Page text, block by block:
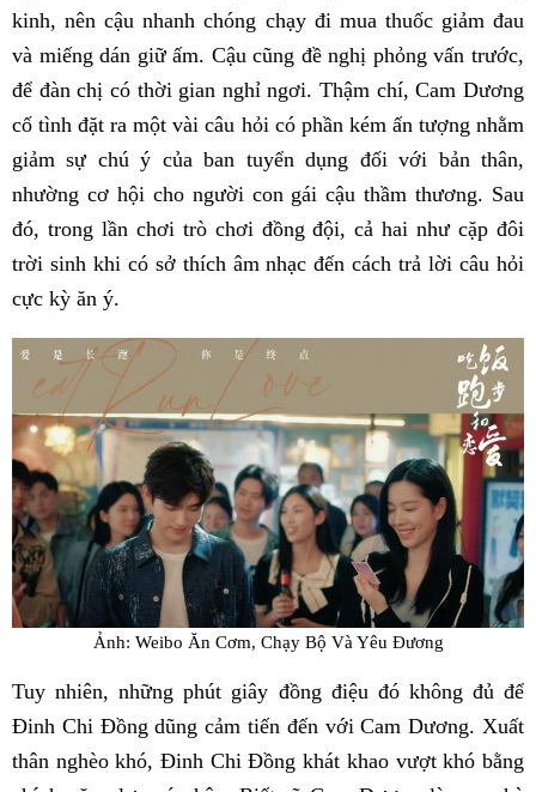
kinh, nên cậu nhanh chóng chạy đi mua thuốc giảm đau
và miếng dán giữ ấm. Cậu cũng đề nghị phỏng vấn trước,
để đàn chị có thời gian nghỉ ngơi. Thậm chí, Cam Dương
cố tình đặt ra một vài câu hỏi có phần kém ấn tượng nhằm
giảm sự chú ý của ban tuyển dụng đối với bản thân,
nhường cơ hội cho người con gái cậu thầm thương. Sau
đó, trong lần chơi trò chơi đồng đội, cả hai như cặp đôi
trời sinh khi có sở thích âm nhạc đến cách trả lời câu hỏi
cực kỳ ăn ý.
Ảnh: Weibo Ăn Cơm, Chạy Bộ Và Yêu Đương
Tuy nhiên, những phút giây đồng điệu đó không đủ để
Đinh Chi Đồng dũng cảm tiến đến với Cam Dương. Xuất
thân nghèo khó, Đinh Chi Đồng khát khao vượt khó bằng